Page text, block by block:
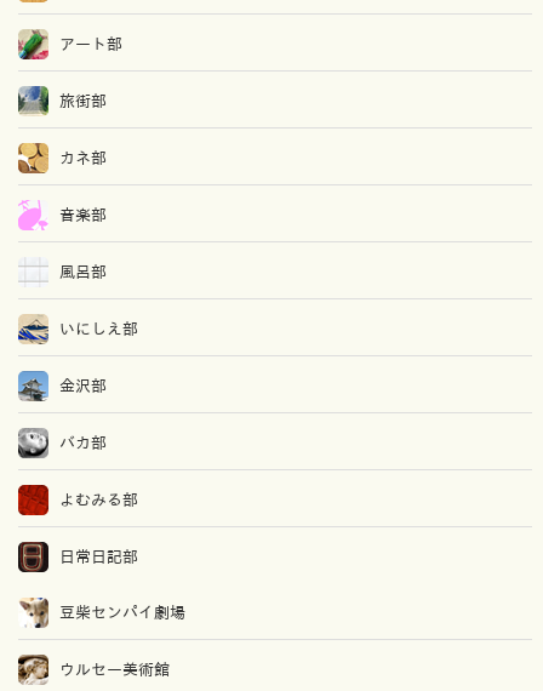
アート部
旅街部
カネ部
音楽部
風呂部
いにしえ部
金沢部
バカ部
よむみる部
日常日記部
豆柴センパイ劇場
ウルセー美術館